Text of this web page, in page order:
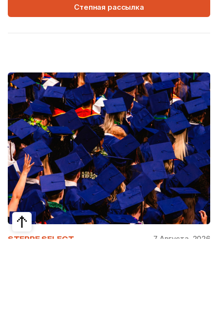
Степная рассылка
STEPPE SELECT 7 Августа, 2026